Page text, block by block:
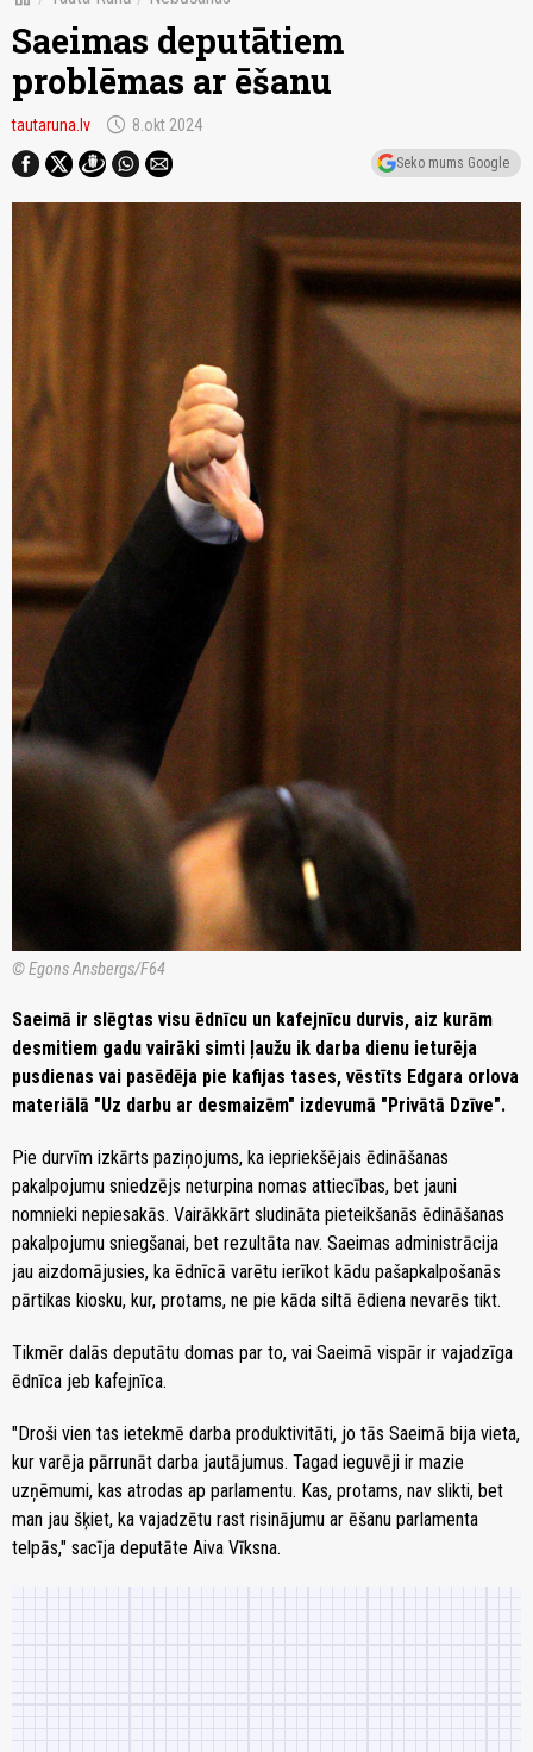
Saeimas deputātiem
problēmas ar ēšanu
tautaruna.lv schedule 8.okt 2024
Seko mums Google
© Egons Ansbergs/F64
Saeimā ir slēgtas visu ēdnīcu un kafejnīcu durvis, aiz kurām
desmitiem gadu vairāki simti ļaužu ik darba dienu ieturēja
pusdienas vai pasēdēja pie kafijas tases, vēstīts Edgara orlova
materiālā "Uz darbu ar desmaizēm" izdevumā "Privātā Dzīve".
Pie durvīm izkārts paziņojums, ka iepriekšējais ēdināšanas
pakalpojumu sniedzējs neturpina nomas attiecības, bet jauni
nomnieki nepiesakās. Vairākkārt sludināta pieteikšanās ēdināšanas
pakalpojumu sniegšanai, bet rezultāta nav. Saeimas administrācija
jau aizdomājusies, ka ēdnīcā varētu ierīkot kādu pašapkalpošanās
pārtikas kiosku, kur, protams, ne pie kāda siltā ēdiena nevarēs tikt.
Tikmēr dalās deputātu domas par to, vai Saeimā vispār ir vajadzīga
ēdnīca jeb kafejnīca.
"Droši vien tas ietekmē darba produktivitāti, jo tās Saeimā bija vieta,
kur varēja pārrunāt darba jautājumus. Tagad ieguvēji ir mazie
uzņēmumi, kas atrodas ap parlamentu. Kas, protams, nav slikti, bet
man jau šķiet, ka vajadzētu rast risinājumu ar ēšanu parlamenta
telpās," sacīja deputāte Aiva Vīksna.